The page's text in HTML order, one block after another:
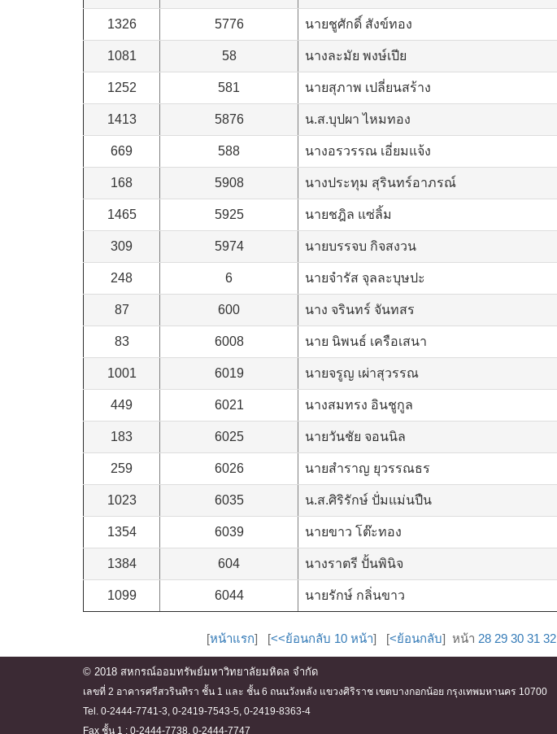
1326 5776 นายชูศักดิ์ สังข์ทอง
1081 58 นางละมัย พงษ์เปีย
1252 581 นายสุภาพ เปลี่ยนสร้าง
1413 5876 น.ส.บุปผา ไหมทอง
669 588 นางอรวรรณ เอี่ยมแจ้ง
168 5908 นางประทุม สุรินทร์อาภรณ์
1465 5925 นายชฎิล แซ่ลิ้ม
309 5974 นายบรรจบ กิจสงวน
248 6 นายจำรัส จุลละบุษปะ
87 600 นาง จรินทร์ จันทสร
83 6008 นาย นิพนธ์ เครือเสนา
1001 6019 นายจรูญ เผ่าสุวรรณ
449 6021 นางสมทรง อินชูกูล
183 6025 นายวันชัย จอนนิล
259 6026 นายสำราญ ยุวรรณธร
1023 6035 น.ส.ศิริรักษ์ ปั่มแม่นปืน
1354 6039 นายขาว โต๊ะทอง
1384 604 นางราตรี ปั้นพินิจ
1099 6044 นายรักษ์ กลิ่นขาว
[หน้าแรก] [<<ย้อนกลับ 10 หน้า] [<ย้อนกลับ] หน้า 28 29 30 31 32
© 2018 สหกรณ์ออมทรัพย์มหาวิทยาลัยมหิดล จำกัด
เลขที่ 2 อาคารศรีสวรินทิรา ชั้น 1 และ ชั้น 6 ถนนวังหลัง แขวงศิริราช เขตบางกอกน้อย กรุงเทพมหานคร 10700
Tel. 0-2444-7741-3, 0-2419-7543-5, 0-2419-8363-4
Fax ชั้น 1 : 0-2444-7738, 0-2444-7747